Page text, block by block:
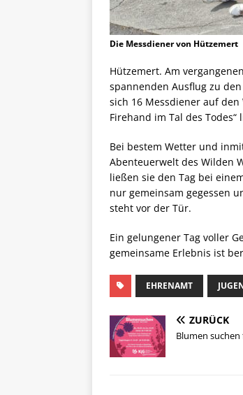
Die Messdiener von Hützemert
Hützemert. Am
spannenden Ausflug zu
sich 16 Messdiener auf
Firehand im Tal des Todes“
Bei bestem Wetter und
Abenteuerwelt des Wilden
ließen sie den Tag bei
nur gemeinsam gegessen
steht vor der Tür.
Ein gelungener Tag voller
gemeinsame Erlebnis ist
EHRENAMT
ZURÜCK
Blumen